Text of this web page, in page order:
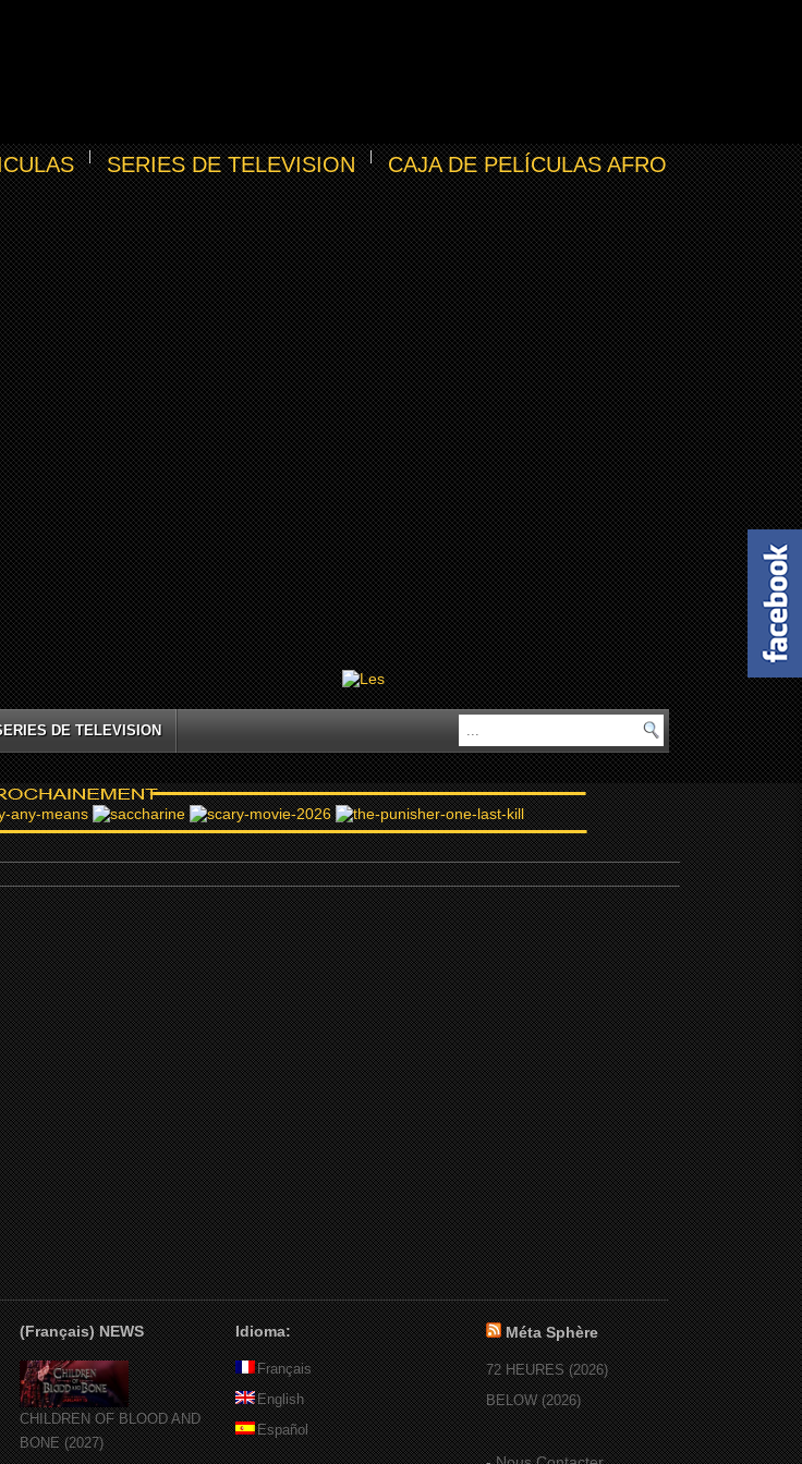
SERIES DE TELEVISION CAJA DE PELÍCULAS AFRO
DE TELEVISION
(Français) NEWS
CHILDREN OF BLOOD AND
BONE (2027)
Idioma:
Français
English
Español
Méta Sphère
72 HEURES (2026)
BELOW (2026)